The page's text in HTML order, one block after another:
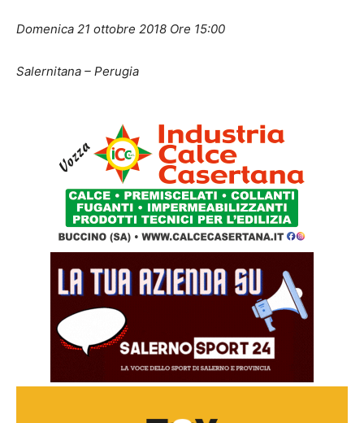
Domenica 21 ottobre 2018 Ore 15:00
Salernitana – Perugia